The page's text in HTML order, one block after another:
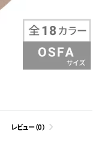
レビュー（0）